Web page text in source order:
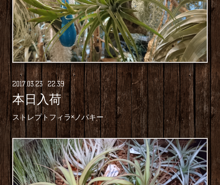
2017.03.23 22:39
本日入荷
ストレプトフィラ×ノバキー